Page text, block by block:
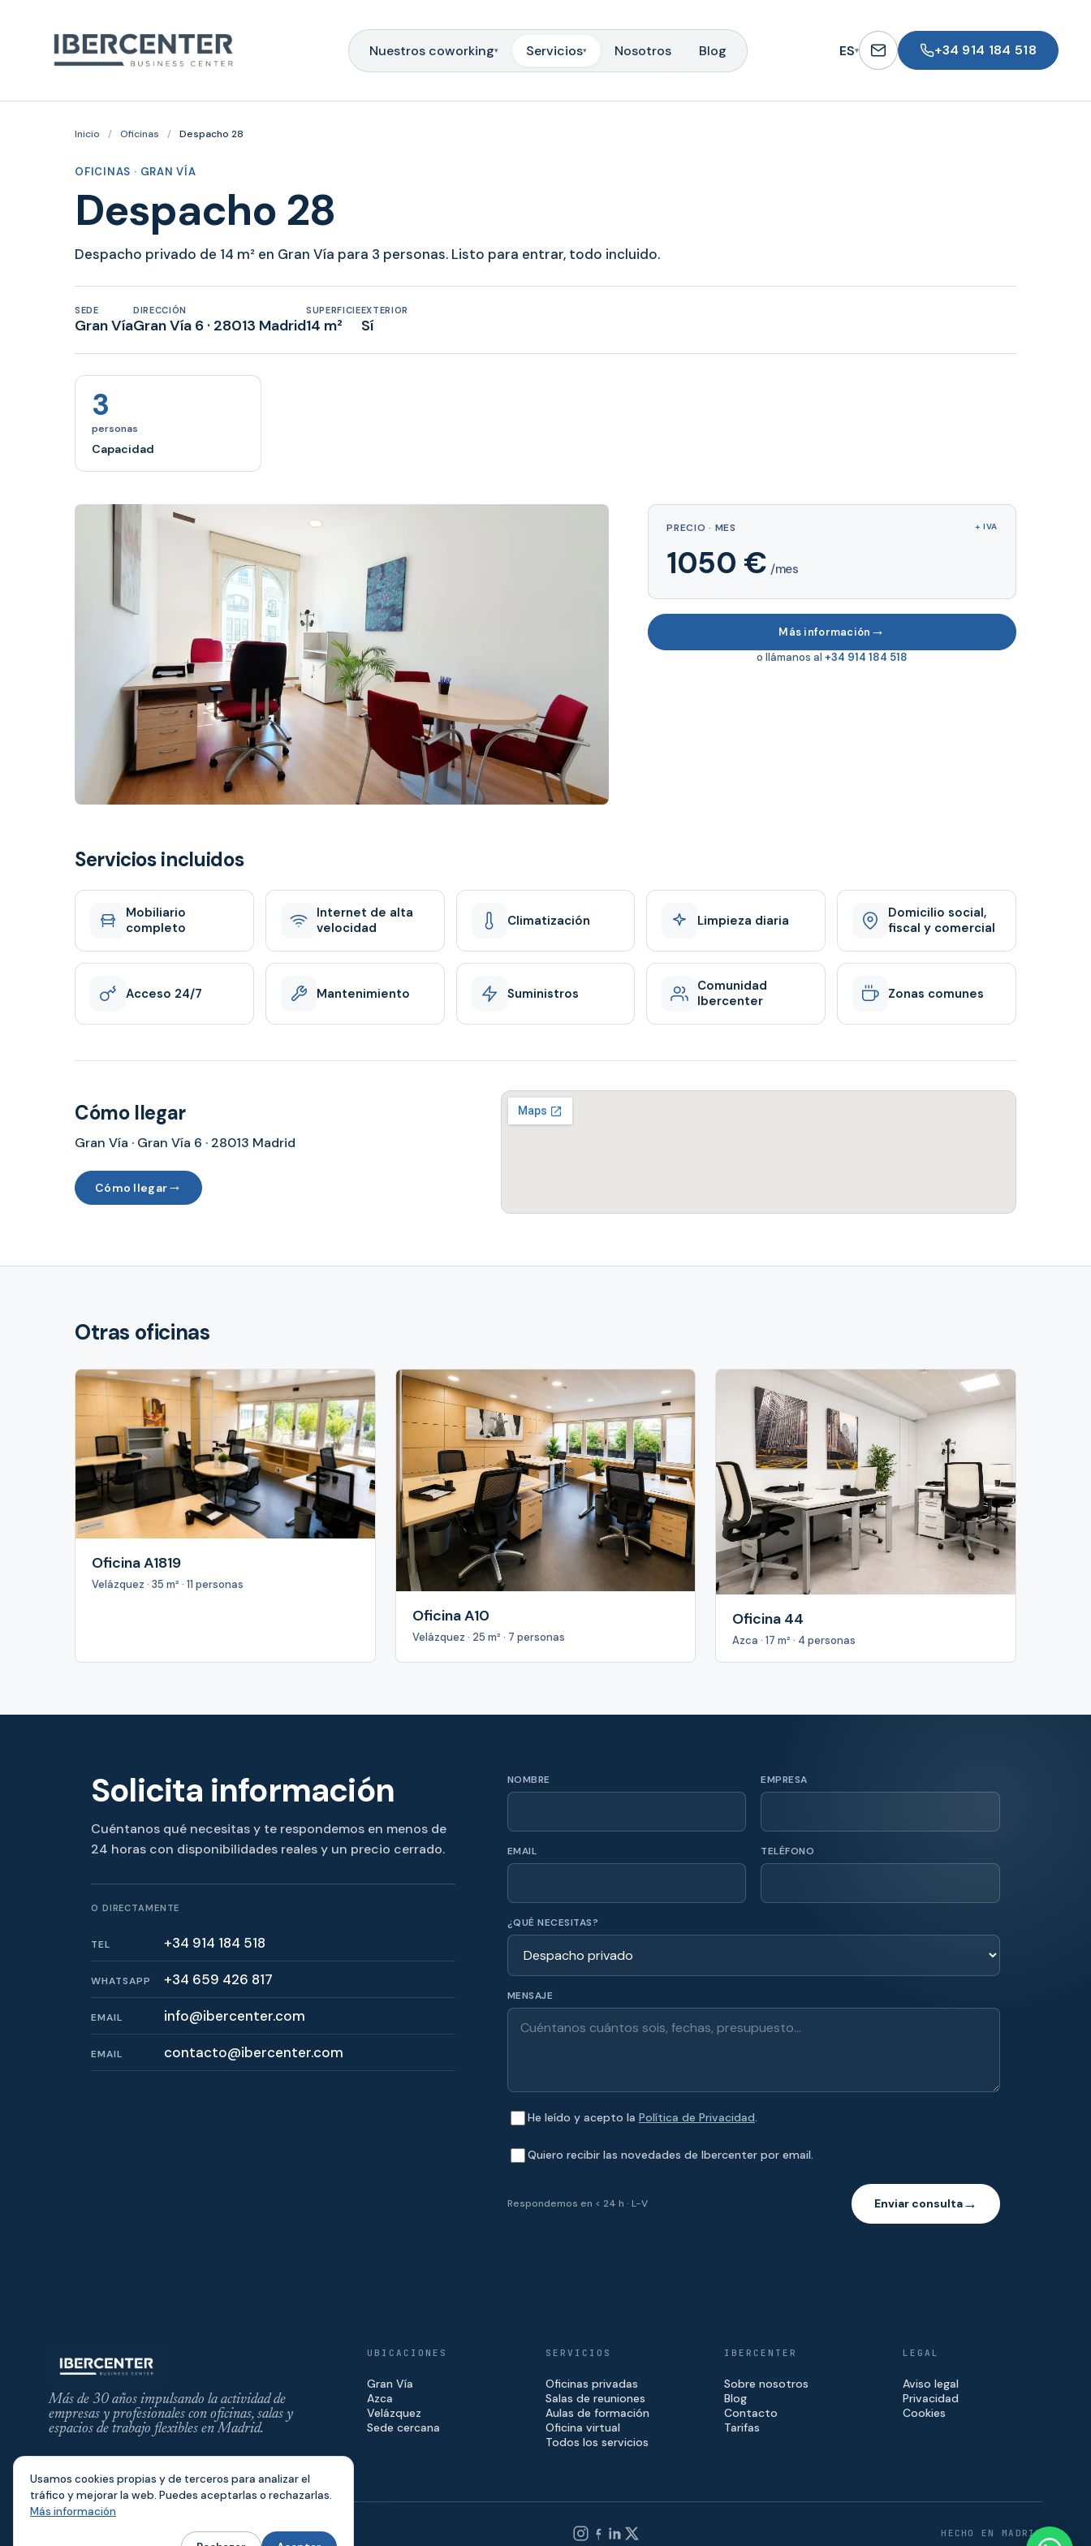
Nuestros coworking▾ Servicios▾ Nosotros Blog ES▾ +34 914 184 518
Inicio / Oficinas / Despacho 28
OFICINAS · GRAN VÍA
Despacho 28
Despacho privado de 14 m² en Gran Vía para 3 personas. Listo para entrar, todo incluido.
SEDE
Gran Vía
DIRECCIÓN
Gran Vía 6 · 28013 Madrid
SUPERFICIE
14 m²
EXTERIOR
Sí
3
personas
Capacidad
PRECIO · MES + IVA
1050 € /mes
Más información →
o llámanos al+34 914 184 518
Servicios incluidos
Mobiliario
completo
Internet de alta
velocidad
Climatización Limpieza diaria
Domicilio social,
fiscal y comercial
Acceso 24/7 Mantenimiento Suministros
Comunidad
Ibercenter
Zonas comunes
Cómo llegar
Gran Vía · Gran Vía 6 · 28013 Madrid
Cómo llegar→
Otras oficinas
Oficina A1819
Velázquez · 35 m² · 11 personas
Oficina A10
Velázquez · 25 m² · 7 personas
Oficina 44
Azca · 17 m² · 4 personas
Solicita información
Cuéntanos qué necesitas y te respondemos en menos de
24 horas con disponibilidades reales y un precio cerrado.
O DIRECTAMENTE
TEL +34 914 184 518
WHATSAPP +34 659 426 817
EMAIL info@ibercenter.com
EMAIL contacto@ibercenter.com
NOMBRE EMPRESA
EMAIL TELÉFONO
¿QUÉ NECESITAS?
MENSAJE
He leído y acepto la Política de Privacidad.
Quiero recibir las novedades de Ibercenter por email.
Respondemos en < 24 h · L-V Enviar consulta→
Más de 30 años impulsando la actividad de
empresas y profesionales con oficinas, salas y
espacios de trabajo flexibles en Madrid.
UBICACIONES
Gran Vía
Azca
Velázquez
Sede cercana
SERVICIOS
Oficinas privadas
Salas de reuniones
Aulas de formación
Oficina virtual
Todos los servicios
IBERCENTER
Sobre nosotros
Blog
Contacto
Tarifas
LEGAL
Aviso legal
Privacidad
Cookies
© 2026 IBERCENTER · IBERINVE S.L. HECHO EN MADRID
Usamos cookies propias y de terceros para analizar el
tráfico y mejorar la web. Puedes aceptarlas o rechazarlas.
Más información